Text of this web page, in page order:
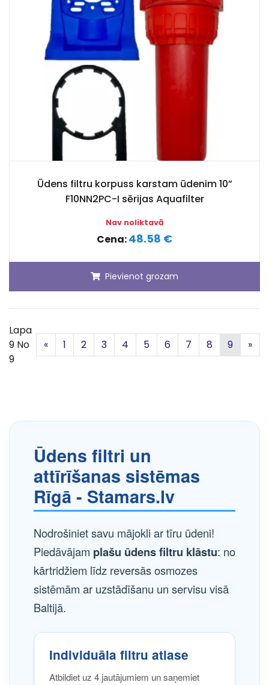
Ūdens filtru korpuss karstam ūdenim 10”
F10NN2PC-I sērijas Aquafilter
Nav noliktavā
Cena:48.58 €
Pievienot grozam
Lapa
9 No
9
«Iepriekšējā
1 2 3 4 5 6 7 8 9 »
Ūdens filtri un
attīrīšanas sistēmas
Rīgā - Stamars.lv
Nodrošiniet savu mājokli ar tīru ūdeni!
Piedāvājam plašu ūdens filtru klāstu: no
kārtridžiem līdz reversās osmozes
sistēmām ar uzstādīšanu un servisu visā
Baltijā.
Individuāla filtru atlase
Atbildiet uz 4 jautājumiem un saņemiet